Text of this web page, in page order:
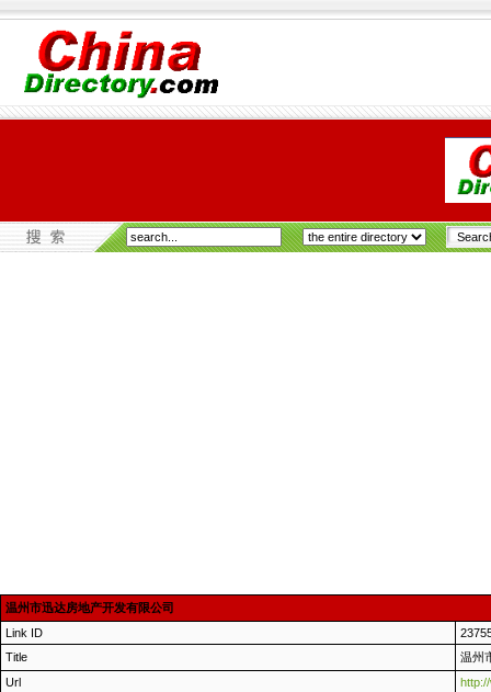
温州市迅达房地产开发有限公司
Link ID
Title
温州
Url